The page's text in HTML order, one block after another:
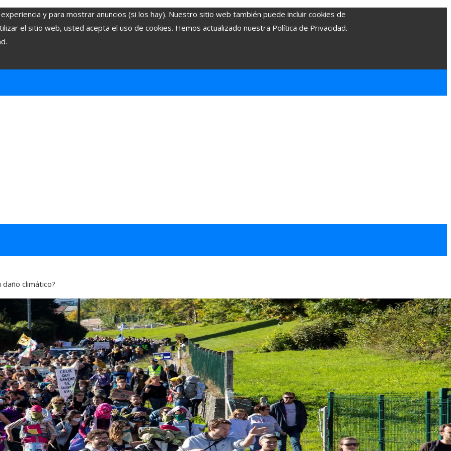
y para mostrar anuncios (si los hay). Nuestro sitio web también puede incluir cookies de
el sitio web, usted acepta el uso de cookies. Hemos actualizado nuestra Política de Privacidad.
climático?